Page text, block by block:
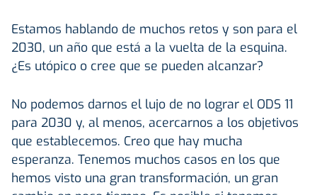
Estamos hablando de muchos retos y son para el
2030, un año que está a la vuelta de la esquina.
¿Es utópico o cree que se pueden alcanzar?
No podemos darnos el lujo de no lograr el ODS 11
para 2030 y, al menos, acercarnos a los objetivos
que establecemos. Creo que hay mucha
esperanza. Tenemos muchos casos en los que
hemos visto una gran transformación, un gran